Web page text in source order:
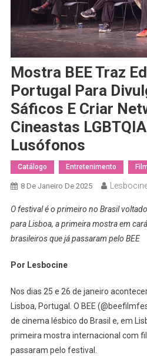
Mostra BEE Traz
Portugal Para
Sáficos E Criar
Cineastas
Lusófonos
Catálogo Entretenimento
8 De Janeiro De 2025
O festival é o primeiro no Brasil
para Lisboa, a primeira mostra em
brasileiros que já passaram pelo BEE
Por Lesbocine
Nos dias 25 e 26 de janeiro
Lisboa, Portugal. O BEE
de cinema lésbico do Brasil e, em
primeira mostra internacional com
passaram pelo festival.